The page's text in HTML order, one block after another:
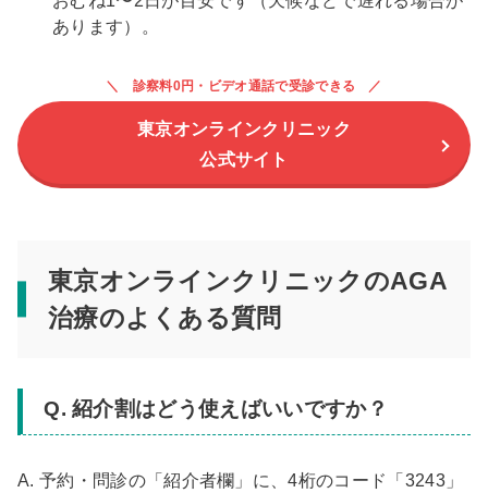
あります）。
診察料0円・ビデオ通話で受診できる
東京オンラインクリニック
公式サイト
東京オンラインクリニックのAGA
治療のよくある質問
Q. 紹介割はどう使えばいいですか？
A. 予約・問診の「紹介者欄」に、4桁のコード「3243」